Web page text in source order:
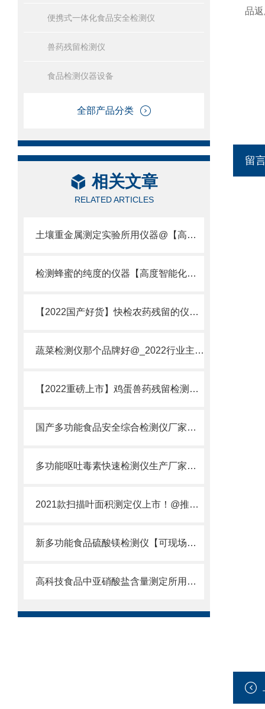
便携式一体化食品安全检测仪
兽药残留检测仪
食品检测仪器设备
全部产品分类
相关文章
RELATED ARTICLES
土壤重金属测定实验所用仪器@【高度智能化】@土壤重金属测定实验所用仪器
检测蜂蜜的纯度的仪器【高度智能化】@云唐甄选检测蜂蜜的纯度的仪器
【2022国产好货】快检农药残留的仪器品牌@快检农药残留的仪器品牌
蔬菜检测仪那个品牌好@_2022行业主推款@蔬菜检测仪品牌
【2022重磅上市】鸡蛋兽药残留检测仪多少钱@鸡蛋兽药残留检测仪多少钱
国产多功能食品安全综合检测仪厂家有哪些·山东云唐智能科技
多功能呕吐毒素快速检测仪生产厂家，推荐山东云唐工厂
2021款扫描叶面积测定仪上市！@推荐扫描DE叶面积测定仪
新多功能食品硫酸镁检测仪【可现场检测】_2022多功能食品硫酸镁检测仪
高科技食品中亚硝酸盐含量测定所用仪器@2022山东云唐仪器大全
品
留